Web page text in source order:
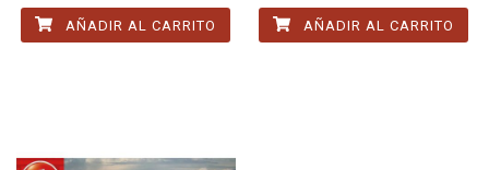
AÑADIR AL CARRITO AÑADIR AL CARRITO